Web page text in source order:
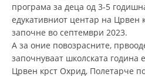
ПРОМОЦИЈА НА
УПОТРЕБА И ЗАШТИТА
СОЦИЈАЛНО
програма за деца од 3-5
едукативниот центар на Црвен
започне во септември 2023.
А за оние повозрасните,
започнуваат школската година
Црвен крст Охрид, Полетарче